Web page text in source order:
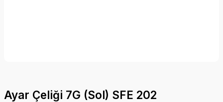
Ayar Çeliği 7G (Sol) SFE 202